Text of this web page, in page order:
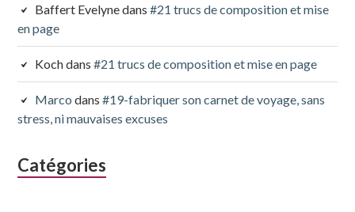
Baffert Evelynedans#21 trucs de composition et mise
en page
Kochdans#21 trucs de composition et mise en page
Marco dans#19-fabriquer son carnet de voyage, sans
stress, ni mauvaises excuses
Catégories